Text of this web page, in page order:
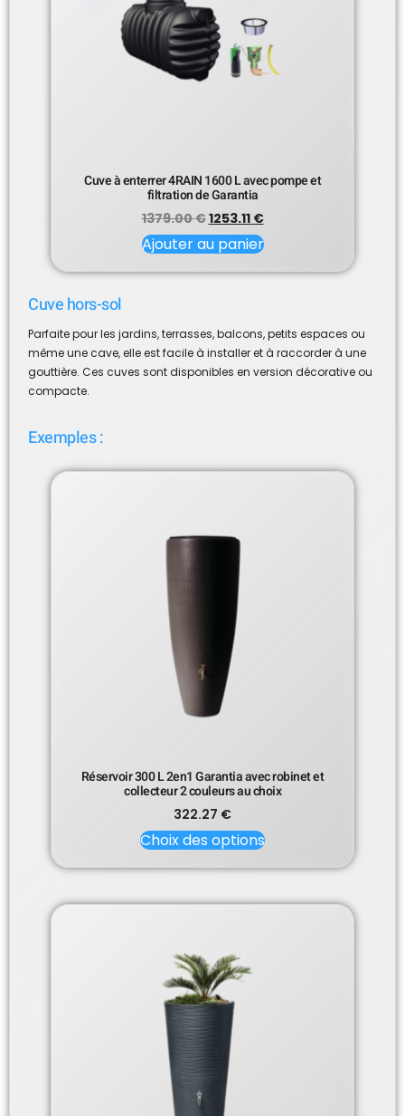
Cuve à enterrer 4RAIN 1600 L avec pompe et
filtration de Garantia
1379.00€1253.11 €
Ajouter au panier
Cuve hors-sol
Parfaite pour les jardins, terrasses, balcons, petits espaces ou
même une cave, elle est facile à installer et à raccorder à une
gouttière. Ces cuves sont disponibles en version décorative ou
compacte.
Exemples :
Réservoir 300 L 2en1 Garantia avec robinet et
collecteur 2 couleurs au choix
322.27 €
Choix des options